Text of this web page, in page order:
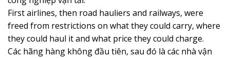
First airlines, then road hauliers and railways, were
freed from restrictions on what they could carry, where
they could haul it and what price they could charge.
Các hãng hàng không đầu tiên, sau đó là các nhà vận